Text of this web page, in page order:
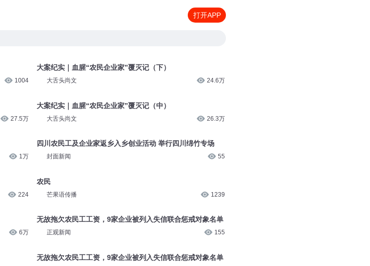
打开APP
1004
27.5万
1万
224
6万
大案纪实｜血腥“农民企业家”覆灭记（下）
大舌头尚文 24.6万
大案纪实｜血腥“农民企业家”覆灭记（中）
大舌头尚文 26.3万
四川农民工及企业家返乡入乡创业活动 举行四川绵竹专场
封面新闻 55
农民
芒果语传播 1239
无故拖欠农民工工资，9家企业被列入失信联合惩戒对象名单
正观新闻 155
无故拖欠农民工工资，9家企业被列入失信联合惩戒对象名单